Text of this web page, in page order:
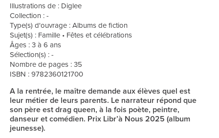
Illustrations de : Diglee
Collection : -
Type(s) d'ouvrage : Albums de fiction
Sujet(s) : Famille • Fêtes et célébrations
Âges : 3 à 6 ans
Sélection(s) : -
Nombre de pages : 35
ISBN : 9782360121700
A la rentrée, le maître demande aux élèves quel est
leur métier de leurs parents. Le narrateur répond que
son père est drag queen, à la fois poète, peintre,
danseur et comédien. Prix Libr’à Nous 2025 (album
jeunesse).